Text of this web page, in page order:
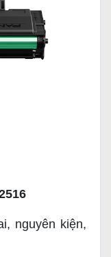
nguyên kiện,